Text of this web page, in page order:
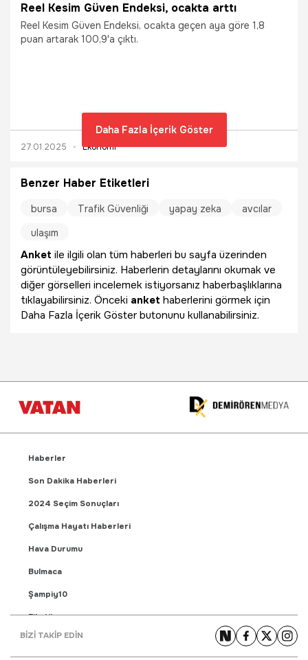
Reel Kesim Güven Endeksi, ocakta arttı
Reel Kesim Güven Endeksi, ocakta geçen aya göre 1,8
puan artarak 100,9'a çıktı.
27.01.2025 Ekonomi
Daha Fazla İçerik Göster
Benzer Haber Etiketleri
bursa Trafik Güvenliği yapay zeka
avcılar
ulaşım
Anket ile ilgili olan tüm haberleri bu sayfa üzerinden
görüntüleyebilirsiniz. Haberlerin detaylarını okumak ve
diğer görselleri incelemek istiyorsanız haberbaşlıklarına
tıklayabilirsiniz. Önceki anket haberlerini görmek için
Daha Fazla İçerik Göster butonunu kullanabilirsiniz.
Haberler
Son Dakika Haberleri
2024 Seçim Sonuçları
Çalışma Hayatı Haberleri
Hava Durumu
Bulmaca
Şampiy10
Fikstür
Puan Durumu
BİZİ TAKİP EDİN